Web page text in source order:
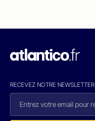
RECEVEZ NOTRE NEWSLETTER